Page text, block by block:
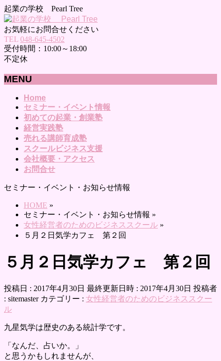
起業の学校 Pearl Tree
お気軽にお問合せください
TEL 048-645-4502
受付時間：10:00～18:00
不定休
MENU
Home
セミナー・イベント情報
初めての起業・創業塾
経営実践塾
売れる講師育成塾
スクールビジネス支援
会社概要・アクセス
お問合せ
セミナー・イベント・お知らせ情報
HOME »
セミナー・イベント・お知らせ情報 »
女性経営者のためのビジネススクール »
５月２日気学カフェ 第２回
５月２日気学カフェ 第２回
投稿日 : 2017年4月30日 最終更新日時 : 2017年4月30日 投稿者
: sitemaster カテゴリー : 女性経営者のためのビジネススクー
ル
九星気学は歴史のある統計学です。
「なんだ、占いか。」
と思うかもしれませんが、